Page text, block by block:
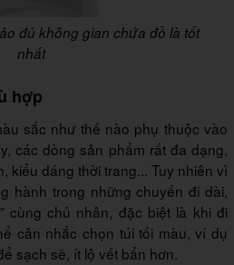
đủ không gian chứa đồ là tốt
nhất
hợp
sắc như thế nào phụ thuộc vào
các dòng sản phẩm rất đa dạng,
kiểu dáng thời trang... Tuy nhiên vì
hành trong những chuyến đi dài,
cùng chủ nhân, đặc biệt là khi đi
cân nhắc chọn túi tối màu, ví dụ
sạch sẽ, ít lộ vết bẩn hơn.